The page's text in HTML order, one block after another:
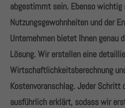
Get in touch
Cybersteel Inc.
376-293 City Road, Suite 600
San Francisco, CA 94102
Have any questions?
+44 1234 567 890
abgestimmt sein. Ebenso wichtig
Nutzungsgewohnheiten und der
Unternehmen bietet Ihnen genau
Lösung. Wir erstellen eine
Wirtschaftlichkeitsberechnung
Kostenvoranschlag. Jeder Schritt
ausführlich erklärt, sodass wir